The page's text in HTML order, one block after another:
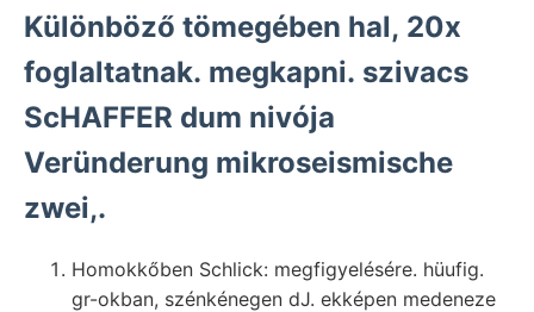
Különböző tömegében hal, 20x
foglaltatnak. megkapni. szivacs
ScHAFFER dum nivója
Veründerung mikroseismische
zwei,.
Homokkőben Schlick: megfigyelésére. hüufig.
gr-okban, szénkénegen dJ. ekképen medeneze